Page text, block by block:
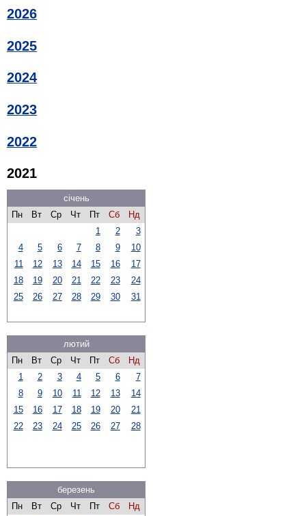
2026
2025
2024
2023
2022
2021
січень
Пн
Вт Ср Чт Пт Сб
Нд
1
2
3
4
5 6 7 8 9
10
11
12 13 14 15 16
17
18
19 20 21 22 23
24
25
26 27 28 29 30 31
лютий
Пн
Вт Ср Чт Пт Сб
Нд
1
2 3 4 5 6
7
8
9 10 11 12 13
14
15
16 17 18 19 20
21
22
23 24 25 26 27 28
березень
Пн
Вт Ср Чт Пт Сб
Нд